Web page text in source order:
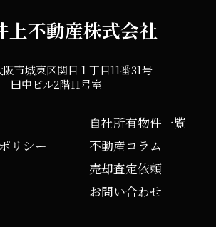
上不動産株式会社
阪市城東区関目１丁目11番31号
田中ビル2階11号室
リシー
自社所有物件一覧
不動産コラム
売却査定依頼
お問い合わせ